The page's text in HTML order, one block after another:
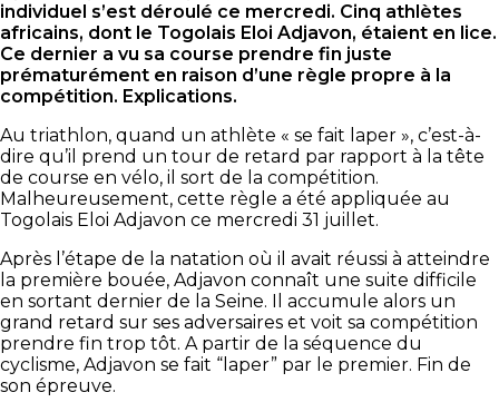
individuel s’est déroulé ce mercredi. Cinq athlètes
africains, dont le Togolais Eloi Adjavon, étaient en lice.
Ce dernier a vu sa course prendre fin juste
prématurément en raison d’une règle propre à la
compétition. Explications.
Au triathlon, quand un athlète « se fait laper », c’est-à-
dire qu’il prend un tour de retard par rapport à la tête
de course en vélo, il sort de la compétition.
Malheureusement, cette règle a été appliquée au
Togolais Eloi Adjavon ce mercredi 31 juillet.
Après l’étape de la natation où il avait réussi à atteindre
la première bouée, Adjavon connaît une suite difficile
en sortant dernier de la Seine. Il accumule alors un
grand retard sur ses adversaires et voit sa compétition
prendre fin trop tôt. A partir de la séquence du
cyclisme, Adjavon se fait “laper” par le premier. Fin de
son épreuve.